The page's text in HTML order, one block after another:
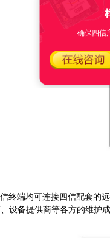
终端均可连接四信配套的
设备提供商等各方的维护
确保四信